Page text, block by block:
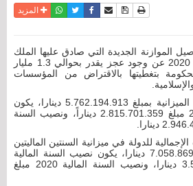
نسخة للطباعة
حفظ الموضوع
أرسل الى صديق
فيسبوكتويترواتسابالمزيد
الموازنة الجديدة التي صادق عليها الملك
للسنتين الماليتين 2019 - 2020 عن وجود عجز يقدر بحوالي 1.3 مليار
بتغطيتها بالاقتراض من المؤسسات
وتُقدر إيرادات الدولة في الميزانية بمبلغ 5.762.194.913 دينارا، يكون
نصيب السنة المالية 2019 مبلغ 2.815.701.359 ديناراً، ونصيب السنة
للدولة في ميزانية السنتين الماليتين
2019 و2020 بمبلغ 7.058.869.660 دينارا، يكون نصيب السنة المالية
2019 مبلغ 3.511.667.330 دينارا، ونصيب السنة المالية 2020 مبلغ